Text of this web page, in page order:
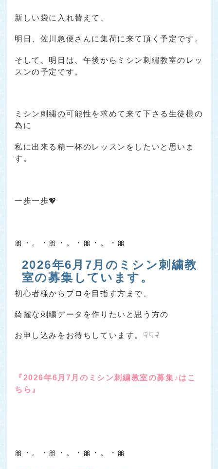
新しい袋に入れ替えて、
明日、佐川急便さんに集荷に来て頂く予定です。
そして、明日は、午後からミシン刺繡教室のレッ
スンの予定です。
ミシン刺繡の可能性を求めて来て下さる生徒様の
為に
私に出来る精一杯のレッスンをしたいと思いま
す。
一歩一歩💖
🎀・。・🎀・。・🎀・。・🎀
2026年6月7月のミシン刺繍教
室の募集しています。
初心者様からプロを目指す方まで、
綺麗な刺繍データを作りたいと思う方の
お申し込みをお待ちしています。☟☟☟
『2026年6月7月のミシン刺繍教室の募集♪はこ
ちら』
🎀・。・🎀・。・🎀・。・🎀